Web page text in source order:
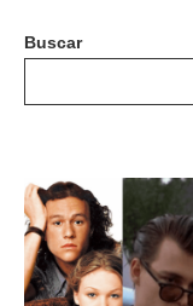
Buscar